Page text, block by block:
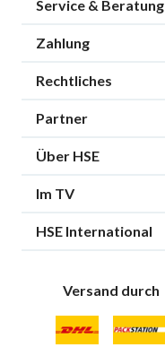
Service & Beratung
Zahlung
Rechtliches
Partner
Über HSE
Im TV
HSE International
Versand durch